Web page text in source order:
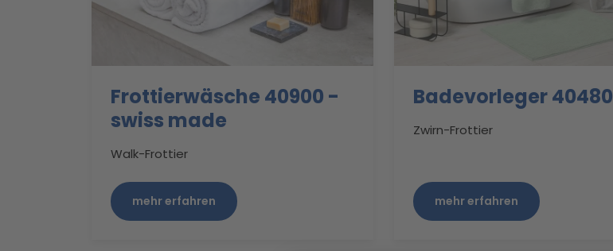
Frottierwäsche 40900 -
swiss made
Walk-Frottier
mehr erfahren
Badevorleger 40480
Zwirn-Frottier
mehr erfahren